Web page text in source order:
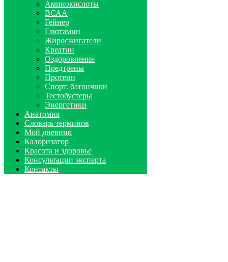
Аминокислоты
ВСАА
Гейнер
Глютамин
Жиросжигатели
Креатин
Оздоровление
Предтрены
Протеин
Спорт. батончики
Тестобустеры
Энергетики
Анатомия
Словарь терминов
Мой дневник
Калоризатор
Красота и здоровье
Консультации эксперта
Контакты